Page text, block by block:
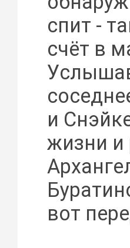
спит -
счёт в
и
жизни и
вот